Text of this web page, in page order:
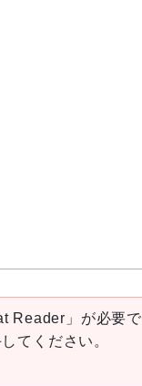
Reader」が必要で
てください。